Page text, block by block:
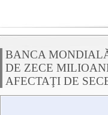
BANCA
DE ZECE
AFECTAŢI DE